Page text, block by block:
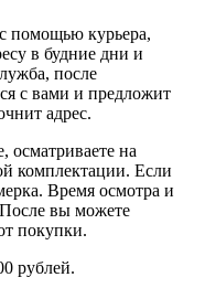
помощью курьера,
в будние дни и
после
с вами и предложит
адрес.
осматриваете на
комплектации. Если
Время осмотра и
вы можете
покупки.
рублей.